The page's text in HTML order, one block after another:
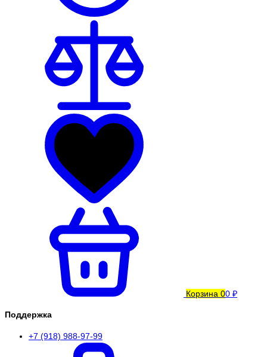
Корзина 00 ₽
Поддержка
+7 (918) 988-97-99